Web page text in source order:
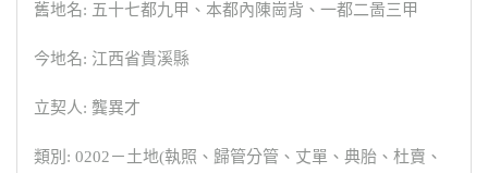
舊地名: 五十七都九甲、本都內陳崗背、一都二啚三甲
今地名: 江西省貴溪縣
立契人: 龔異才
類別: 0202－土地(執照、歸管分管、丈單、典胎、杜賣、